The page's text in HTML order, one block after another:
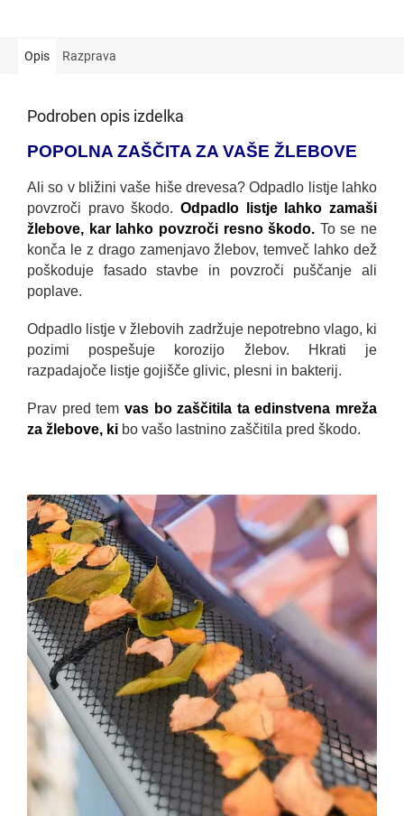
Opis Razprava
Podroben opis izdelka
POPOLNA ZAŠČITA ZA VAŠE ŽLEBOVE
Ali so v bližini vaše hiše drevesa? Odpadlo listje lahko
povzroči pravo škodo. Odpadlo listje lahko zamaši
žlebove, kar lahko povzroči resno škodo. To se ne
konča le z drago zamenjavo žlebov, temveč lahko dež
poškoduje fasado stavbe in povzroči puščanje ali
poplave.
Odpadlo listje v žlebovih zadržuje nepotrebno vlago, ki
pozimi pospešuje korozijo žlebov. Hkrati je
razpadajoče listje gojišče glivic, plesni in bakterij.
Prav pred tem vas bo zaščitila ta edinstvena mreža
za žlebove, ki bo vašo lastnino zaščitila pred škodo.